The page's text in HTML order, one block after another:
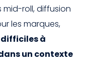
roll, diffusion
les marques,
difficiles à
un contexte